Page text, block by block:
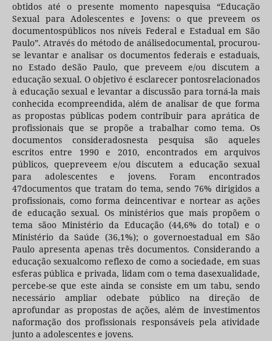
obtidos até o presente momento napesquisa “Educação
Sexual para Adolescentes e Jovens: o que preveem os
documentospúblicos nos níveis Federal e Estadual em São
Paulo”. Através do método de análisedocumental, procurou-
se levantar e analisar os documentos federais e estaduais,
no Estado deSão Paulo, que preveem e/ou discutem a
educação sexual. O objetivo é esclarecer pontosrelacionados
à educação sexual e levantar a discussão para torná-la mais
conhecida ecompreendida, além de analisar de que forma
as propostas públicas podem contribuir para aprática de
profissionais que se propõe a trabalhar como tema. Os
documentos consideradosnesta pesquisa são aqueles
escritos entre 1990 e 2010, encontrados em arquivos
públicos, quepreveem e/ou discutem a educação sexual
para adolescentes e jovens. Foram encontrados
47documentos que tratam do tema, sendo 76% dirigidos a
profissionais, como forma deincentivar e nortear as ações
de educação sexual. Os ministérios que mais propõem o
tema sãoo Ministério da Educação (44,6% do total) e o
Ministério da Saúde (36,1%); o governoestadual em São
Paulo apresenta apenas três documentos. Considerando a
educação sexualcomo reflexo de como a sociedade, em suas
esferas pública e privada, lidam com o tema dasexualidade,
percebe-se que este ainda se consiste em um tabu, sendo
necessário ampliar odebate público na direção de
aprofundar as propostas de ações, além de investimentos
naformação dos profissionais responsáveis pela atividade
junto a adolescentes e jovens.